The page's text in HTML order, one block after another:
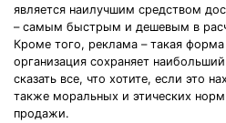
является наилучшим средством
– самым быстрым и дешевым в
Кроме того, реклама – такая
организация сохраняет
сказать все, что хотите, если это
также моральных и этических
продажи.